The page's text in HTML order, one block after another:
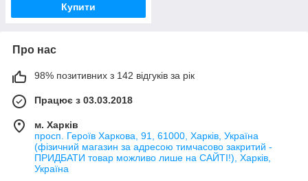
Купити
Про нас
98% позитивних з 142 відгуків за рік
Працює з 03.03.2018
м. Харків
просп. Героїв Харкова, 91, 61000, Харків, Україна
(фізичний магазин за адресою тимчасово закритий -
ПРИДБАТИ товар можливо лише на САЙТІ!), Харків,
Україна